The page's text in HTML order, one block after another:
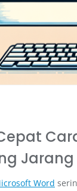
Word